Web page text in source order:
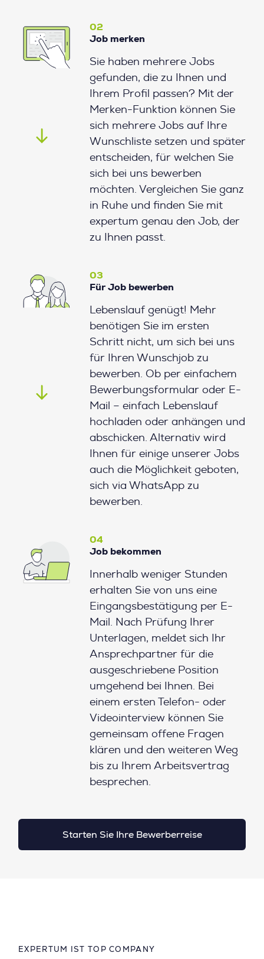
02
Job merken
Sie haben mehrere Jobs
gefunden, die zu Ihnen und
Ihrem Profil passen? Mit der
Merken-Funktion können Sie
sich mehrere Jobs auf Ihre
Wunschliste setzen und später
entscheiden, für welchen Sie
sich bei uns bewerben
möchten. Vergleichen Sie ganz
in Ruhe und finden Sie mit
expertum genau den Job, der
zu Ihnen passt.
03
Für Job bewerben
Lebenslauf genügt! Mehr
benötigen Sie im ersten
Schritt nicht, um sich bei uns
für Ihren Wunschjob zu
bewerben. Ob per einfachem
Bewerbungsformular oder E-
Mail – einfach Lebenslauf
hochladen oder anhängen und
abschicken. Alternativ wird
Ihnen für einige unserer Jobs
auch die Möglichkeit geboten,
sich via WhatsApp zu
bewerben.
04
Job bekommen
Innerhalb weniger Stunden
erhalten Sie von uns eine
Eingangsbestätigung per E-
Mail. Nach Prüfung Ihrer
Unterlagen, meldet sich Ihr
Ansprechpartner für die
ausgeschriebene Position
umgehend bei Ihnen. Bei
einem ersten Telefon- oder
Videointerview können Sie
gemeinsam offene Fragen
klären und den weiteren Weg
bis zu Ihrem Arbeitsvertrag
besprechen.
Starten Sie Ihre Bewerberreise
EXPERTUM IST TOP COMPANY